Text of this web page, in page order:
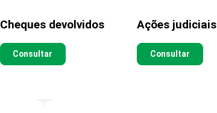
Cheques devolvidos
Consultar
Ações judiciais
Consultar